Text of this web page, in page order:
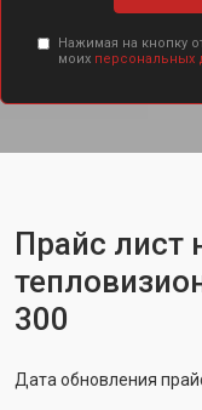
Нажимая на кнопку
моих персональных
Прайс лист
300
Дата обновления